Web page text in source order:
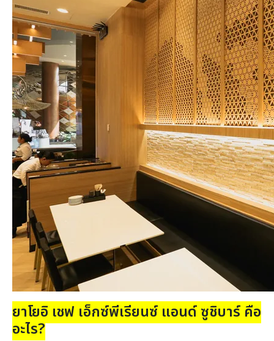
ยาโยอิ เชฟ เอ็กซ์พีเรียนซ์ แอนด์ ซูชิบาร์ คือ
อะไร?